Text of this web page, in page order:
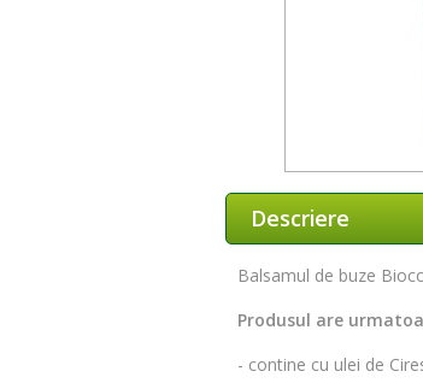
Descriere
Balsamul de buze
Produsul are
- contine cu ulei de